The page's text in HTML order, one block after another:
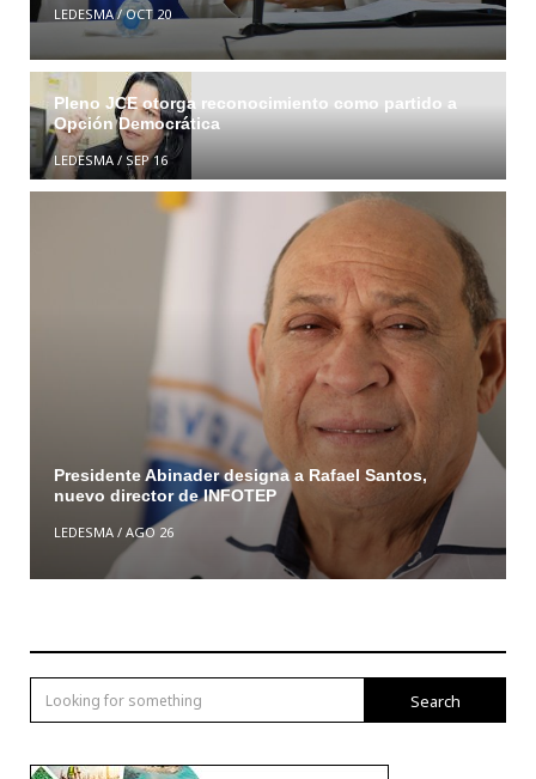
LEDESMA/OCT 20
Pleno JCE otorga reconocimiento como partido a
Opción Democrática
LEDESMA/ SEP 16
Presidente Abinader designa a Rafael Santos,
nuevo director de INFOTEP
LEDESMA/ AGO 26
Search